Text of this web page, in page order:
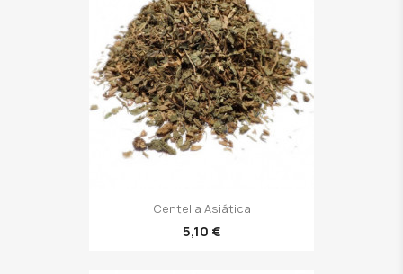
Centella Asiática
5,10 €